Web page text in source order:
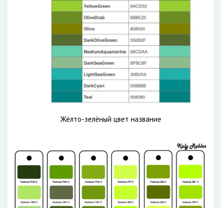
Жёлто-зелёный цвет название